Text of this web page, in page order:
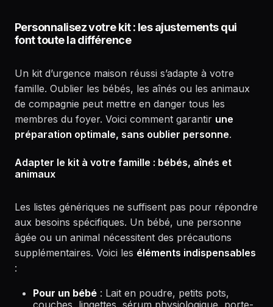
Personnalisez votre kit : les ajustements qui
font toute la différence
Un kit d’urgence maison réussi s’adapte à votre
famille. Oublier les bébés, les aînés ou les animaux
de compagnie peut mettre en danger tous les
membres du foyer. Voici comment garantir une
préparation optimale, sans oublier personne.
Adapter le kit à votre famille : bébés, aînés et
animaux
Les listes génériques ne suffisent pas pour répondre
aux besoins spécifiques. Un bébé, une personne
âgée ou un animal nécessitent des précautions
supplémentaires. Voici les éléments indispensables
:
Pour un bébé : Lait en poudre, petits pots,